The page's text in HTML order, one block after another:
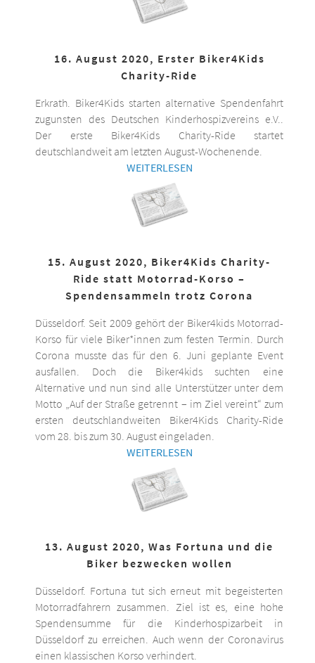
16. August 2020, Erster Biker4Kids
Charity-Ride
Erkrath. Biker4Kids starten alternative Spendenfahrt
zugunsten des Deutschen Kinderhospizvereins e.V..
Der erste Biker4Kids Charity-Ride startet
deutschlandweit am letzten August-Wochenende.
WEITERLESEN
15. August 2020, Biker4Kids Charity-
Ride statt Motorrad-Korso –
Spendensammeln trotz Corona
Düsseldorf. Seit 2009 gehört der Biker4kids Motorrad-
Korso für viele Biker*innen zum festen Termin. Durch
Corona musste das für den 6. Juni geplante Event
ausfallen. Doch die Biker4kids suchten eine
Alternative und nun sind alle Unterstützer unter dem
Motto „Auf der Straße getrennt – im Ziel vereint“ zum
ersten deutschlandweiten Biker4Kids Charity-Ride
vom 28. bis zum 30. August eingeladen.
WEITERLESEN
13. August 2020, Was Fortuna und die
Biker bezwecken wollen
Düsseldorf. Fortuna tut sich erneut mit begeisterten
Motorradfahrern zusammen. Ziel ist es, eine hohe
Spendensumme für die Kinderhospizarbeit in
Düsseldorf zu erreichen. Auch wenn der Coronavirus
einen klassischen Korso verhindert.